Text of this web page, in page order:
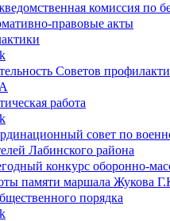
комиссия по
правовые акты
Советов
работа
совет по
Лабинского района
конкурс оборонно-
памяти маршала Жукова
порядка